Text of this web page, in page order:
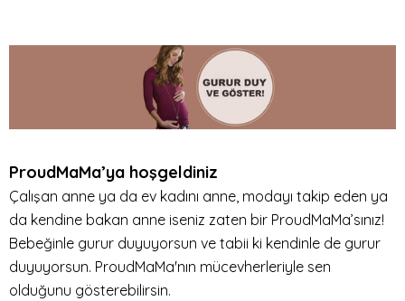
ProudMaMa’ya hoşgeldiniz
Çalışan anne ya da ev kadını anne, modayı takip eden ya
da kendine bakan anne iseniz zaten bir ProudMaMa’sınız!
Bebeğinle gurur duyuyorsun ve tabii ki kendinle de gurur
duyuyorsun. ProudMaMa'nın mücevherleriyle sen
olduğunu gösterebilirsin.